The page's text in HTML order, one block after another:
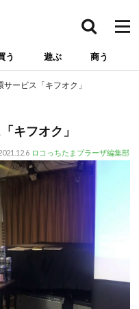
う 遊ぶ 商う
ービス「キフオク」
キフオク」
ロコっちたまプラーザ編集部